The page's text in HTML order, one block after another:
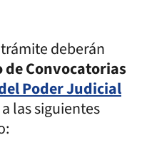
deberán
Convocatorias
Poder Judicial
las siguientes